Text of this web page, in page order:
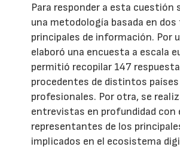
Para responder a esta cuestión
una metodología basada en
principales de información. Por
elaboró una encuesta a escala
permitió recopilar 147
procedentes de distintos
profesionales. Por otra, se
entrevistas en profundidad con
representantes de los
implicados en el ecosistema